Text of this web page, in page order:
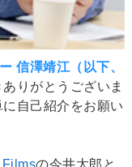
信澤靖江（以下、
りがとうございま
自己紹介をお願い
Filmsの今井太郎と